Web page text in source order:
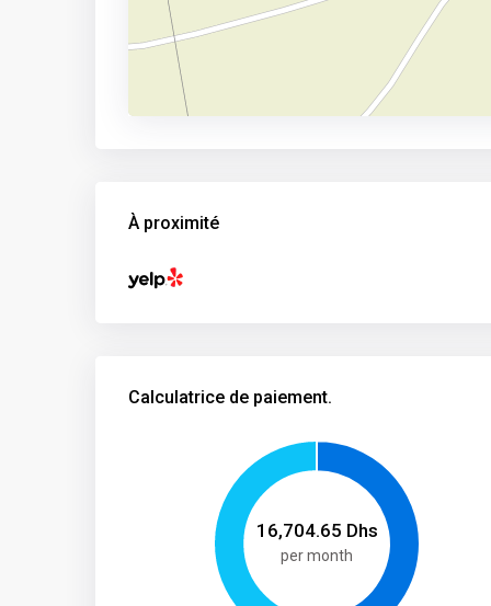
À proximité
Calculatrice de paiement.
16,704.65 Dhs
per month